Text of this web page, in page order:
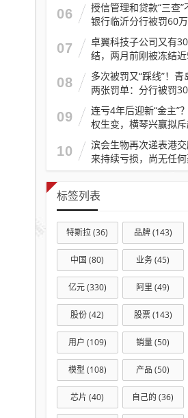
06
授信管理和贷款“三查
银行临沂分行被罚60
人被警告
07
卓翼科技子公司又有
结，两月前刚被冻结
司去年预计亏损至少
08
多次被罚又“踩线”！
两张罚单：分行被罚
行被罚30万元
09
连亏4年后迎新“金主”
权生变，横琴兴赢拟
10
滨会生物再次递表港
来持续亏损，尚无任
标签列表
特斯拉(36) 品牌(143)
中国 (80) 业务(45)
亿元(330) 阿里 (49)
股份(42) 股票(143)
用户 (109) 销量(50)
模型 (108) 产品 (50)
芯片 (40) 自己的 (36)